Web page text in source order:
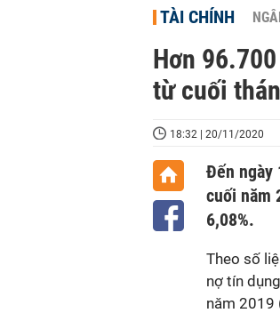
TÀI CHÍNH
Hơn
từ cuối
18:32 | 20/11/2020
Đến ngày
cuối năm
6,08%.
Theo số
nợ tín
năm 2019